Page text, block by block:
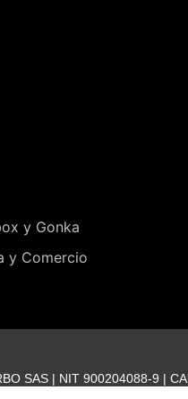
y Gonka
y Comercio
SAS | NIT 900204088-9 |